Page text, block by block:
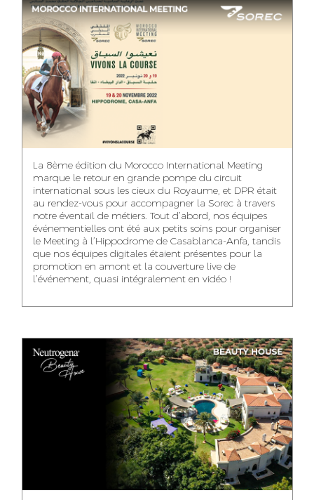
ASMAA MAZZI
ACCOUNT
DIRECTOR
TAHA EL BEIDORI
ART DIRECTOR
FINANCIAL
MANAGER
ACCOUNT
MANAGER
BOUDAR
ART DIRECTOR
FATIMA ZAHRA
DEBBAGH
ACCOUNT
MOHAMED
HARRATIA
DIGITAL MANAGER
NABILA SAMOUN
MEDIA ANALYST
GHITA EL ARABI
EZZAKI SALMA
ACCOUNT
MANAGER
ANASS ELRHAZI
EDITORIAL
MANAGER AND
CONTENT
YAHYA LOULIDI
MEDIA RELATIONS
MANAGER
NIAMA EL YOSSRI
DIGITAL MANAGER
La 8ème édition du Morocco International Meeting
marque le retour en grande pompe du circuit
international sous les cieux du Royaume, et DPR était
au rendez-vous pour accompagner la Sorec à travers
notre éventail de métiers. Tout d’abord, nos équipes
événementielles ont été aux petits soins pour organiser
le Meeting à l’Hippodrome de Casablanca-Anfa, tandis
que nos équipes digitales étaient présentes pour la
promotion en amont et la couverture live de
l’événement, quasi intégralement en vidéo !